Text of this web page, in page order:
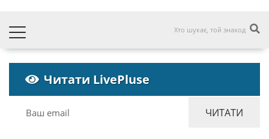
Читати LivePluse